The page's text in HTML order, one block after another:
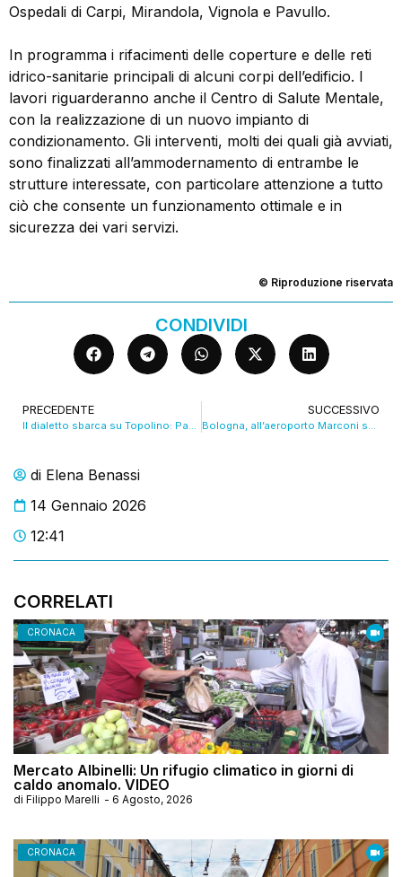
di Elena Benassi
14 Gennaio 2026
12:41
CORRELATI
CRONACA
Mercato Albinelli: Un rifugio climatico in giorni di
caldo anomalo. VIDEO
di Filippo Marelli - 6 Agosto, 2026
CRONACA
Ospedali di Carpi, Mirandola, Vignola e Pavullo.
In programma i rifacimenti delle coperture e delle reti
idrico-sanitarie principali di alcuni corpi dell’edificio. I
lavori riguarderanno anche il Centro di Salute Mentale,
con la realizzazione di un nuovo impianto di
condizionamento. Gli interventi, molti dei quali già avviati,
sono finalizzati all’ammodernamento di entrambe le
strutture interessate, con particolare attenzione a tutto
ciò che consente un funzionamento ottimale e in
sicurezza dei vari servizi.
© Riproduzione riservata
CONDIVIDI
PRECEDENTE
Il dialetto sbarca su Topolino: Paperino parla bolognese. VIDEO
SUCCESSIVO
Bologna, all’aeroporto Marconi sono arrivate le bodycam. VIDEO